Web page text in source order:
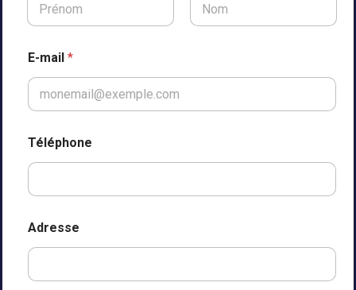
n
P
é
o
m
E
m
i
E-mail *
Téléphone
Adresse